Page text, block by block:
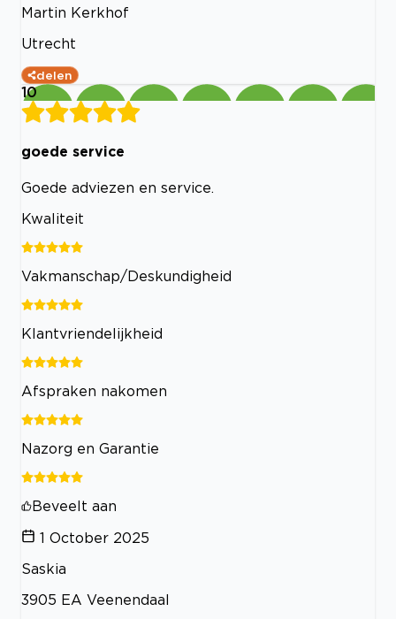
Martin Kerkhof
Utrecht
delen
10
goede service
Goede adviezen en service.
Kwaliteit
Vakmanschap/Deskundigheid
Klantvriendelijkheid
Afspraken nakomen
Nazorg en Garantie
Beveelt aan
1 October 2025
Saskia
3905 EA Veenendaal